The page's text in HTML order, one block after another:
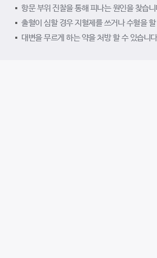
항문 부위 진찰을 통해 피나는 원인을 찾습
출혈이 심할 경우 지혈제를 쓰거나 수혈을
대변을 무르게 하는 약을 처방 할 수 있습니